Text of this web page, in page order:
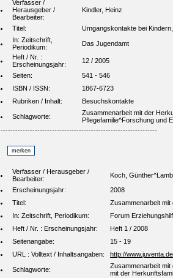
Verfasser /
Herausgeber /
Bearbeiter:
Kindler, Heinz
Titel:
Umgangskontakte bei
In: Zeitschrift,
Periodikum:
Das Jugendamt
Heft / Nr. :
Erscheinungsjahr:
12 / 2005
Seiten:
541 - 546
ISBN / ISSN:
1867-6723
Rubriken / Inhalt:
Besuchskontakte
Schlagworte:
Zusammenarbeit mit der
Pflegefamilie^Forschung und
----------------------------------------------------------------
Verfasser / Herausgeber /
Bearbeiter:
Koch,
Erscheinungsjahr:
2008
Titel:
Zusammenarbeit
In: Zeitschrift, Periodikum:
Forum
Heft / Nr. : Erscheinungsjahr:
Heft 1 / 2008
Seitenangabe:
15 - 19
URL : Volltext / Inhaltsangaben:
http://
Schlagworte:
Zusammenarbeit mit
mit der